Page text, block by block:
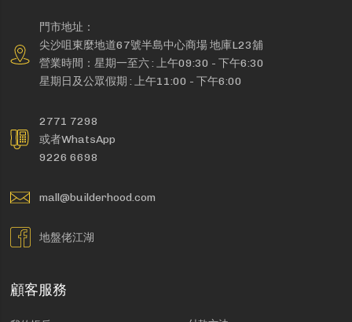
門市地址：
尖沙咀東麼地道67號半島中心商場 地庫L23舖
營業時間：星期一至六 : 上午09:30 - 下午6:30
星期日及公眾假期 : 上午11:00 - 下午6:00
2771 7298
或者WhatsApp
9226 6698
mall@builderhood.com
地盤佬江湖
顧客服務